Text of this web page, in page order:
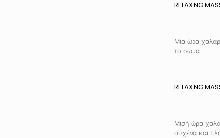
RELAXING
Μια ώρα
το σώμα.
RELAXING
Μισή ώρα
αυχένα και